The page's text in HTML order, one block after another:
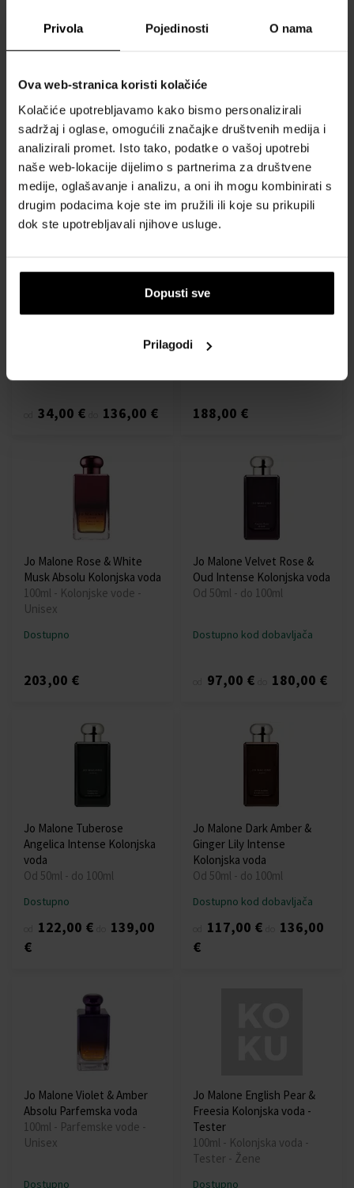
Privola Pojedinosti O nama
Ova web-stranica koristi kolačiće
Kolačiće upotrebljavamo kako bismo personalizirali
sadržaj i oglase, omogućili značajke društvenih medija i
analizirali promet. Isto tako, podatke o vašoj upotrebi
naše web-lokacije dijelimo s partnerima za društvene
medije, oglašavanje i analizu, a oni ih mogu kombinirati s
drugim podacima koje ste im pružili ili koje su prikupili
dok ste upotrebljavali njihove usluge.
Dopusti sve
Prilagodi
Jo Malone Amber &amp;
120,00 €
Jo Malone Red Hibiscus
od 101,00 €do143,00
€
Akcija
34,00 € 136,00 €
Jo Malone Gardenia & Oud
Unisex
188,00 €
Jo Malone Rose & White
Musk Absolu Kolonjska voda
100ml - Kolonjske vode -
Unisex
Dostupno
203,00 €
Jo Malone Velvet Rose &
Oud Intense Kolonjska voda
Od 50ml - do 100ml
Dostupno kod dobavljača
97,00 € 180,00 €
Jo Malone Tuberose
Angelica Intense Kolonjska
voda
Od 50ml - do 100ml
Dostupno
122,00 €
139,00
€
Jo Malone Dark Amber &
Ginger Lily Intense
Kolonjska voda
Od 50ml - do 100ml
Dostupno kod dobavljača
117,00 €
136,00
€
Jo Malone Violet & Amber
Absolu Parfemska voda
100ml - Parfemske vode -
Unisex
Dostupno
Jo Malone English Pear &
Freesia Kolonjska voda -
Tester
100ml - Kolonjska voda -
Tester - Žene
Dostupno